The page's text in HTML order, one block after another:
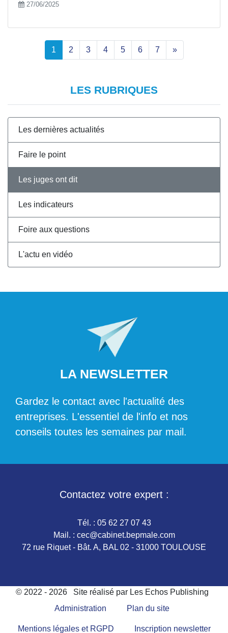
27/06/2025
1 2 3 4 5 6 7 »
LES RUBRIQUES
Les dernières actualités
Faire le point
Les juges ont dit
Les indicateurs
Foire aux questions
L'actu en vidéo
LA NEWSLETTER
Gardez le contact avec l'actualité des
entreprises. L'essentiel de l'info et nos
conseils toutes les semaines par mail.
Contactez votre expert :
Tél. : 05 62 27 07 43
Mail. : cec@cabinet.bepmale.com
72 rue Riquet - Bât. A, BAL 02 - 31000 TOULOUSE
© 2022 - 2026
Site réalisé par Les Echos Publishing
Administration
Plan du site
Mentions légales et RGPD Inscription newsletter